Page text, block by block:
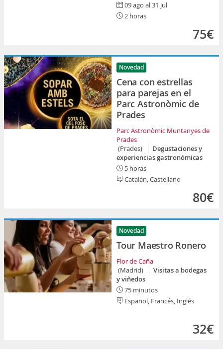
09 ago al 31 jul
2 horas
75€
Novedad
Cena con estrellas
para parejas en el
Parc Astronòmic de
Prades
Parc Astronòmic Muntanyes de
Prades
(Prades)
Degustaciones y
experiencias gastronómicas
5 horas
Catalán, Castellano
80€
Novedad
Tour Maestro Ronero
Flor de Caña
(Madrid)
Visitas a bodegas
y viñedos
75 minutos
Español, Francés, Inglés
32€